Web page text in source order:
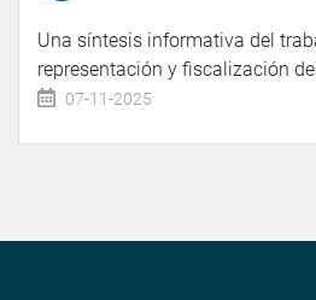
Una síntesis informativa del
representación y fiscalización
07-11-2025